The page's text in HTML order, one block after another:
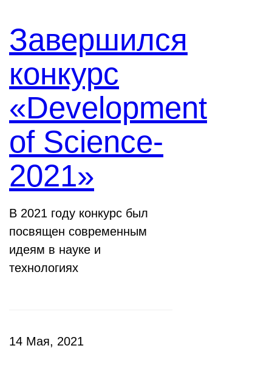
Завершился
конкурс
«Development
of Science-
2021»
В 2021 году конкурс был
посвящен современным
идеям в науке и
технологиях
14 Мая, 2021